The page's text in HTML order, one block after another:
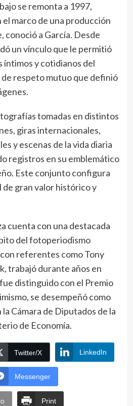
se remonta a 1997,
el marco de una producción
conoció a García. Desde
un vínculo que le permitió
íntimos y cotidianos del
de respeto mutuo que definió
tomadas en distintos
giras internacionales,
y escenas de la vida diaria
registros en su emblemático
Este conjunto configura
gran valor histórico y
cuenta con una destacada
del fotoperiodismo
referentes como Tony
trabajó durante años en
distinguido con el Premio
se desempeñó como
Cámara de Diputados de la
de Economía.
Twitter/X LinkedIn
Messenger
Print